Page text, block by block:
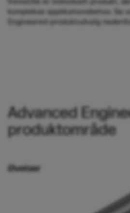
komplekse applikationsbehov. Se
Engineered-produktudvalg
Advanced
produktområde
Øvelser